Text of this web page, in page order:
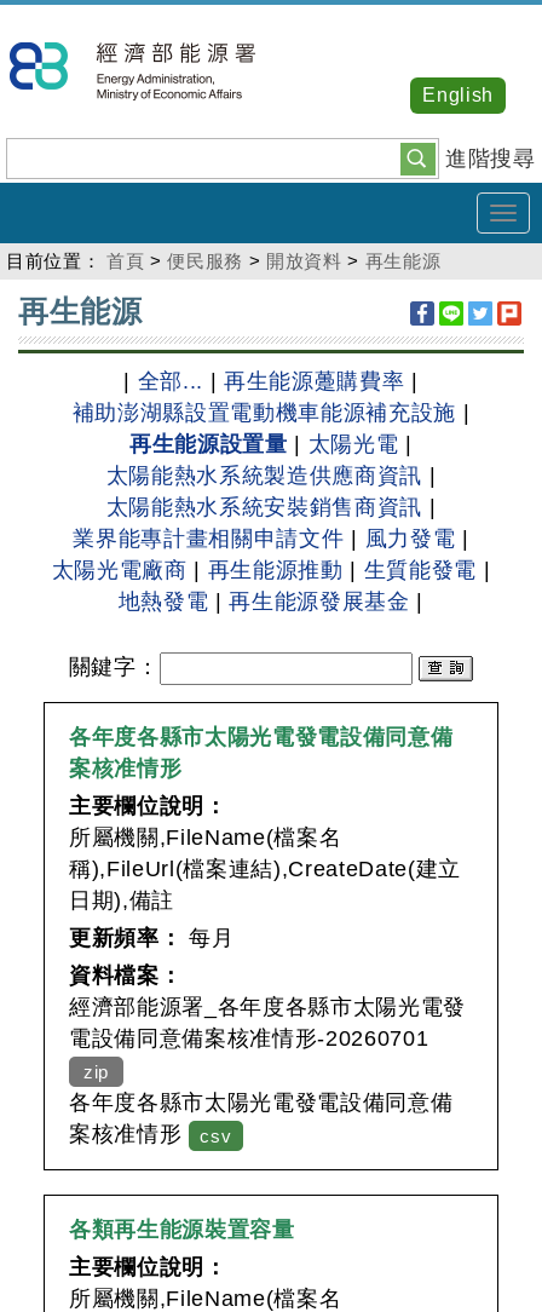
到
主
內
容
進階搜尋
English
目前位置： 首頁 >便民服務 > 開放資料 > 再生能源
:::
再生能源
全部... 再生能源躉購費率
補助澎湖縣設置電動機車能源補充設施
再生能源設置量
太陽光電
太陽能熱水系統製造供應商資訊
太陽能熱水系統安裝銷售商資訊
業界能專計畫相關申請文件
風力發電
太陽光電廠商
再生能源推動 生質能發電
地熱發電 |再生能源發展基金
關鍵字 ：
各年度各縣市太陽光電發電設備同意備
案核准情形
主要欄位說明：
所屬機關,FileName(檔案名
稱),FileUrl(檔案連結),CreateDate(建立
日期),備註
更新頻率：
每月
資料檔案：
經濟部能源署_各年度各縣市太陽光電發
電設備同意備案核准情形-20260701
zip
各年度各縣市太陽光電發電設備同意備
案核准情形
csv
各類再生能源裝置容量
主要欄位說明：
所屬機關,FileName(檔案名